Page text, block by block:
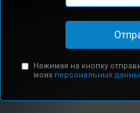
Нажимая на кнопку
моих персональных